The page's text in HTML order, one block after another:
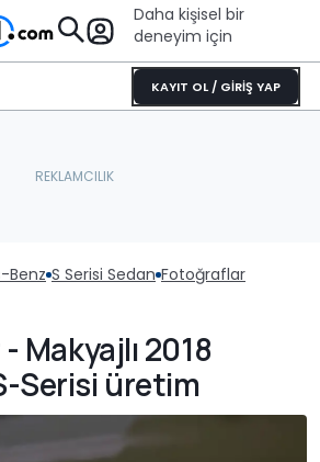
Daha kişisel bir
deneyim için
KAYIT OL / GİRİŞ YAP
Benz S Serisi Sedan Fotoğraflar
Makyajlı 2018
Serisi üretim